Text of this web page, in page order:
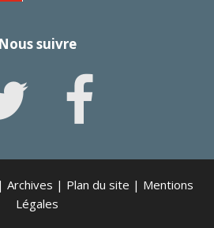
Nous suivre
Archives | Plan du site | Mentions
Légales